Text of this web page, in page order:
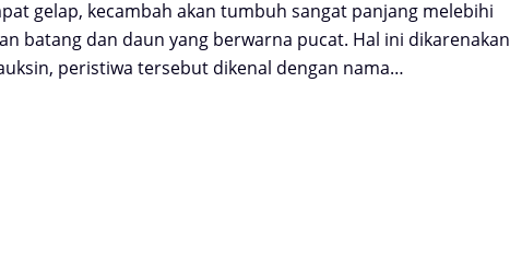
gelap, kecambah akan tumbuh sangat panjang melebihi
batang dan daun yang berwarna pucat. Hal ini dikarenakan
peristiwa tersebut dikenal dengan nama…